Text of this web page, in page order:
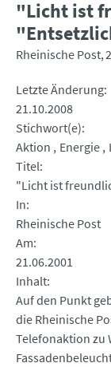
"Licht ist
Rheinische Post
Letzte Änderung
21.10.2008
Stichwort(e)
Aktion
Energie
Titel
"Licht ist
In
Rheinische Post
Am
21.06.2001
Inhalt
Auf den Punkt
die Rheinische
Telefonaktion zu Wort